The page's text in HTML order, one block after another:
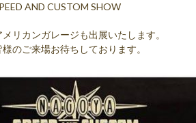
AND CUSTOM SHOW
メリカンガレージも出展いたします。
様のご来場お待ちしております。